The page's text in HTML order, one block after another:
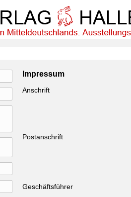
Impressum
Anschrift
Postanschrift
Geschäftsführer